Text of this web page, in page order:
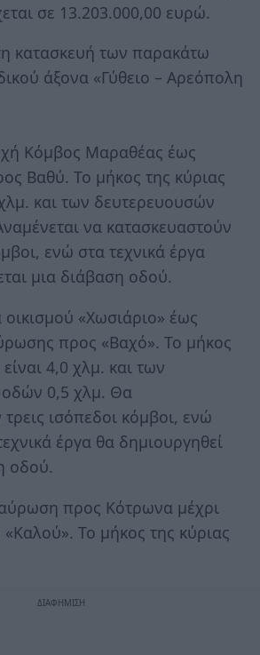
σε 13.203.000,00 ευρώ.
κατασκευή των παρακάτω
άξονα «Γύθειο – Αρεόπολη
Κόμβος Μαραθέας έως
Βαθύ. Το μήκος της κύριας
και των δευτερευουσών
να κατασκευαστούν
ενώ στα τεχνικά έργα
μια διάβαση οδού.
«Χωσιάριο» έως
προς «Βαχό». Το μήκος
4,0 χλμ. και των
0,5 χλμ. Θα
ισόπεδοι κόμβοι, ενώ
έργα θα δημιουργηθεί
οδού.
προς Κότρωνα μέχρι
«Καλού». Το μήκος της κύριας